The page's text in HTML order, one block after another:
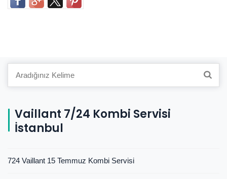
Vaillant 7/24 Kombi Servisi
İstanbul
724 Vaillant 15 Temmuz Kombi Servisi